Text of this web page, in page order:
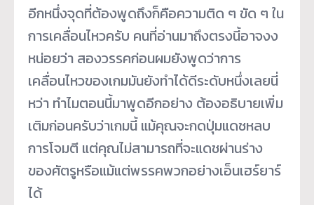
อีกหนึ่งจุดที่ต้องพูดถึงก็คือความติด ๆ ขัด ๆ ใน
การเคลื่อนไหวครับ คนที่อ่านมาถึงตรงนี้อาจงง
หน่อยว่า สองวรรคก่อนผมยังพูดว่าการ
เคลื่อนไหวของเกมมันยังทำได้ดีระดับหนึ่งเลยนี่
หว่า ทำไมตอนนี้มาพูดอีกอย่าง ต้องอธิบายเพิ่ม
เติมก่อนครับว่าเกมนี้ แม้คุณจะกดปุ่มแดชหลบ
การโจมตี แต่คุณไม่สามารถที่จะแดชผ่านร่าง
ของศัตรูหรือแม้แต่พรรคพวกอย่างเอ็นเฮร์ยาร์
ได้